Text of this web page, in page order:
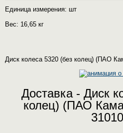
Единица измерения: шт
Вес: 16,65 кг
Диск колеса 5320 (без колец) (ПАО
Доставка - Диск
колец) (ПАО